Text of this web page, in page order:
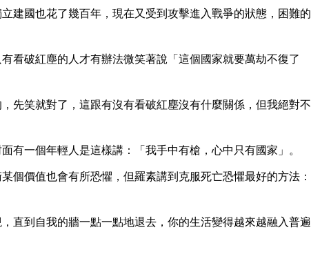
建國也花了幾百年，現在又受到攻擊進入戰爭的狀態，困難的
看破紅塵的人才有辦法微笑著說「這個國家就要萬劫不復了
先笑就對了，這跟有沒有看破紅塵沒有什麼關係，但我絕對不
有一個年輕人是這樣講：「我手中有槍，心中只有國家」。
個價值也會有所恐懼，但羅素講到克服死亡恐懼最好的方法：
直到自我的牆一點一點地退去，你的生活變得越來越融入普遍